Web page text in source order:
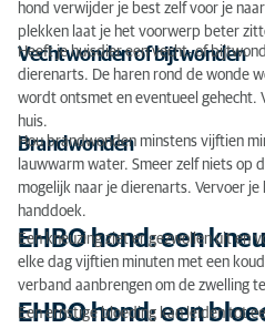
hond verwijder je best zelf voor je
plekken laat je het voorwerp beter
Vechtwonden of bijtwonden
Heeft je huisdier een vecht- of
dierenarts. De haren rond de wonde
wordt ontsmet en eventueel gehecht.
huis.
Brandwonden
Hou brandwonden minstens vijftien
lauwwarm water. Smeer zelf niets op
mogelijk naar je dierenarts. Vervoer
handdoek.
EHBO hond: een
Een kneuzing ziet er gezwollen uit en
elke dag vijftien minuten met een
verband aanbrengen om de zwelling
EHBO hond: een
Een ernstige bloeding kan leiden tot